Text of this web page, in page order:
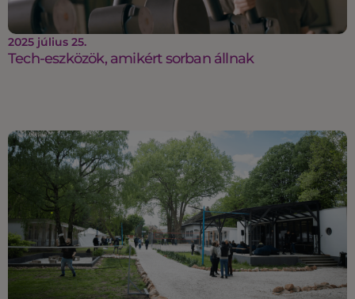
2025 július 25.
Tech-eszközök, amikért sorban állnak